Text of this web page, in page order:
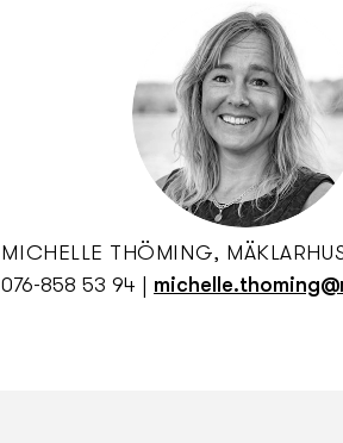
MICHELLE THÖMING,
076-858 53 94